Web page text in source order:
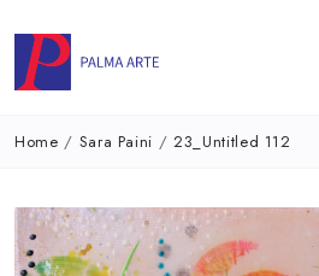
Home / Sara Paini /23_Untitled 112